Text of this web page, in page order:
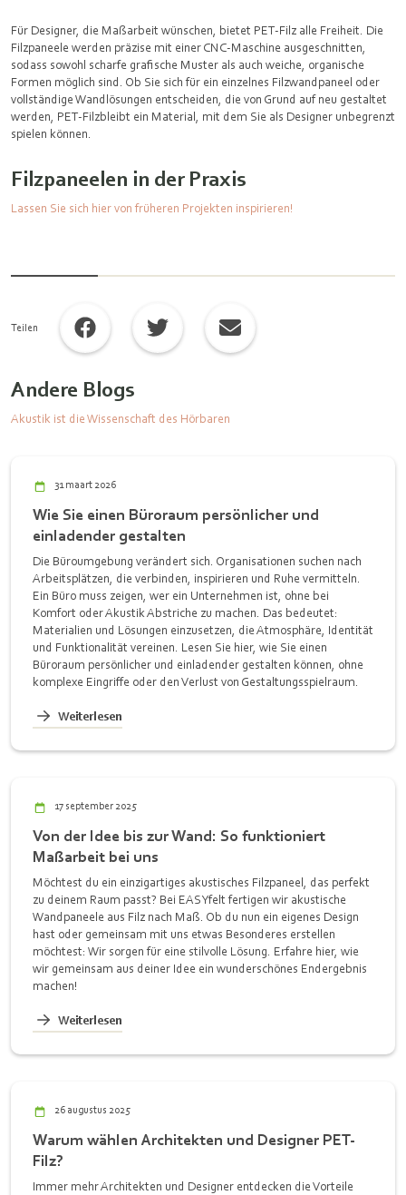
Für Designer, die Maßarbeit wünschen, bietet PET‑Filz alle Freiheit. Die
Filzpaneele werden präzise mit einer CNC‑Maschine ausgeschnitten,
sodass sowohl scharfe grafische Muster als auch weiche, organische
Formen möglich sind. Ob Sie sich für ein einzelnes Filzwandpaneel oder
vollständige Wandlösungen entscheiden, die von Grund auf neu gestaltet
werden, PET‑Filzbleibt ein Material, mit dem Sie als Designer unbegrenzt
spielen können.
Filzpaneelen in der Praxis
Lassen Sie sich hier von früheren Projekten inspirieren!
Teilen
Andere Blogs
Akustik ist die Wissenschaft des Hörbaren
31 maart 2026
Wie Sie einen Büroraum persönlicher und
einladender gestalten
Die Büroumgebung verändert sich. Organisationen suchen nach
Arbeitsplätzen, die verbinden, inspirieren und Ruhe vermitteln.
Ein Büro muss zeigen, wer ein Unternehmen ist, ohne bei
Komfort oder Akustik Abstriche zu machen. Das bedeutet:
Materialien und Lösungen einzusetzen, die Atmosphäre, Identität
und Funktionalität vereinen. Lesen Sie hier, wie Sie einen
Büroraum persönlicher und einladender gestalten können, ohne
komplexe Eingriffe oder den Verlust von Gestaltungsspielraum.
Weiterlesen
17 september 2025
Von der Idee bis zur Wand: So funktioniert
Maßarbeit bei uns
Möchtest du ein einzigartiges akustisches Filzpaneel, das perfekt
zu deinem Raum passt? Bei EASYfelt fertigen wir akustische
Wandpaneele aus Filz nach Maß. Ob du nun ein eigenes Design
hast oder gemeinsam mit uns etwas Besonderes erstellen
möchtest: Wir sorgen für eine stilvolle Lösung. Erfahre hier, wie
wir gemeinsam aus deiner Idee ein wunderschönes Endergebnis
machen!
Weiterlesen
26 augustus 2025
Warum wählen Architekten und Designer PET-
Filz?
Immer mehr Architekten und Designer entdecken die Vorteile